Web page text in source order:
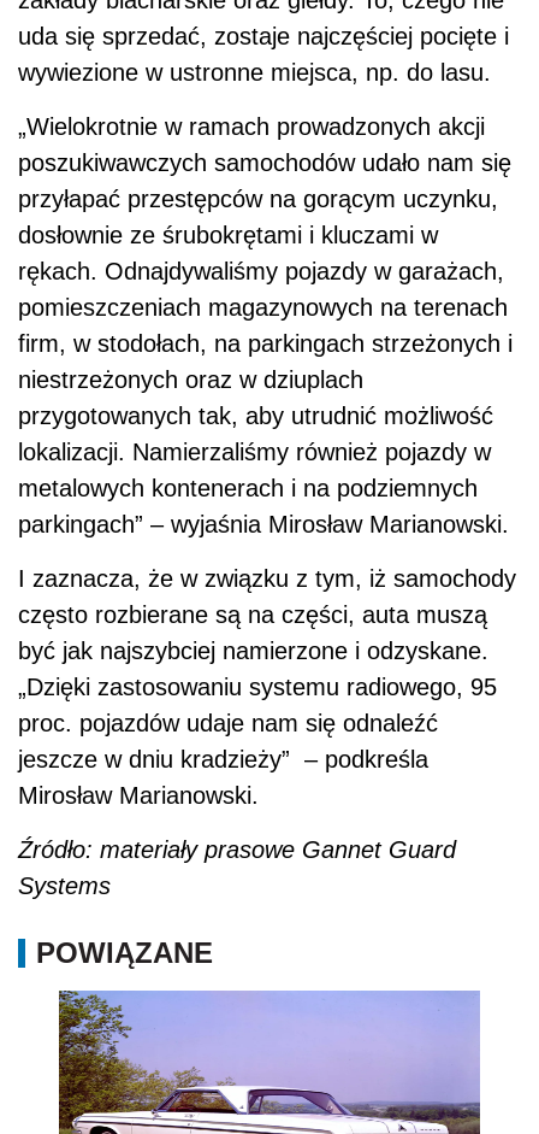
uda się sprzedać, zostaje najczęściej pocięte i
wywiezione w ustronne miejsca, np. do lasu.
„Wielokrotnie w ramach prowadzonych akcji
poszukiwawczych samochodów udało nam się
przyłapać przestępców na gorącym uczynku,
dosłownie ze śrubokrętami i kluczami w
rękach. Odnajdywaliśmy pojazdy w garażach,
pomieszczeniach magazynowych na terenach
firm, w stodołach, na parkingach strzeżonych i
niestrzeżonych oraz w dziuplach
przygotowanych tak, aby utrudnić możliwość
lokalizacji. Namierzaliśmy również pojazdy w
metalowych kontenerach i na podziemnych
parkingach” – wyjaśnia Mirosław Marianowski.
I zaznacza, że w związku z tym, iż samochody
często rozbierane są na części, auta muszą
być jak najszybciej namierzone i odzyskane.
„Dzięki zastosowaniu systemu radiowego, 95
proc. pojazdów udaje nam się odnaleźć
jeszcze w dniu kradzieży” – podkreśla
Mirosław Marianowski.
Źródło: materiały prasowe Gannet Guard
Systems
POWIĄZANE